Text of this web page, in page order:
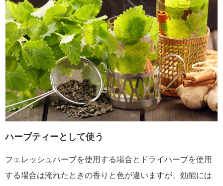
ハーブティーとして使う
フェレッシュハーブを使用する場合とドライハーブを使用
する場合は淹れたときの香りと色が違いますが、効能には